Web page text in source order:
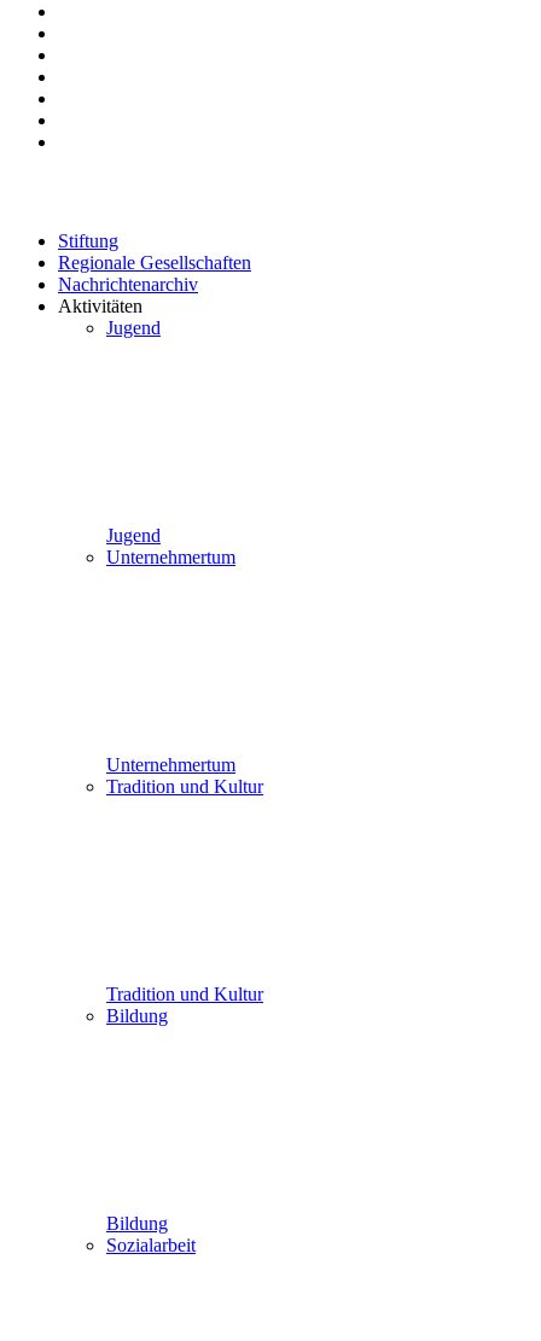
Stiftung
Regionale Gesellschaften
Nachrichtenarchiv
Aktivitäten
Jugend
Jugend
Unternehmertum
Unternehmertum
Tradition und Kultur
Tradition und Kultur
Bildung
Bildung
Sozialarbeit